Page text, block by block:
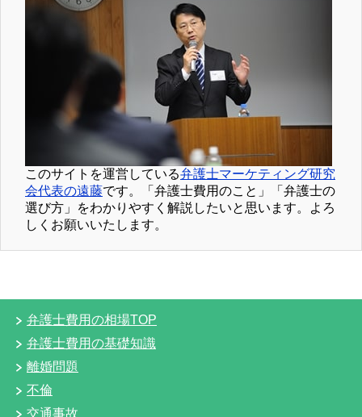
このサイトを運営している弁護士マーケティング研究
会代表の遠藤です。「弁護士費用のこと」「弁護士の
選び方」をわかりやすく解説したいと思います。よろ
しくお願いいたします。
弁護士費用の相場TOP
弁護士費用の基礎知識
離婚問題
不倫
交通事故